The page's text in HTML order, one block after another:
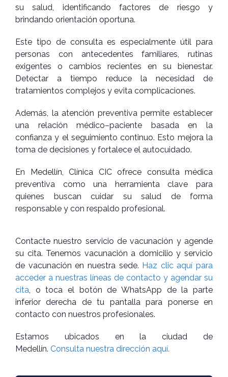
su salud, identificando factores de riesgo y
brindando orientación oportuna.
Este tipo de consulta es especialmente útil para
personas con antecedentes familiares, rutinas
exigentes o cambios recientes en su bienestar.
Detectar a tiempo reduce la necesidad de
tratamientos complejos y evita complicaciones.
Además, la atención preventiva permite establecer
una relación médico–paciente basada en la
confianza y el seguimiento continuo. Esto mejora la
toma de decisiones y fortalece el autocuidado.
En Medellín, Clínica CIC ofrece consulta médica
preventiva como una herramienta clave para
quienes buscan cuidar su salud de forma
responsable y con respaldo profesional.
Contacte nuestro servicio de vacunación y agende
su cita. Tenemos vacunación a domicilio y servicio
de vacunación en nuestra sede. Haz clic aquí para
acceder a nuestras líneas de contacto y agendar su
cita, o toca el botón de WhatsApp de la parte
inferior derecha de tu pantalla para ponerse en
contacto con nuestros profesionales.
Estamos ubicados en la ciudad de
Medellín. Consulta nuestra dirección aquí.